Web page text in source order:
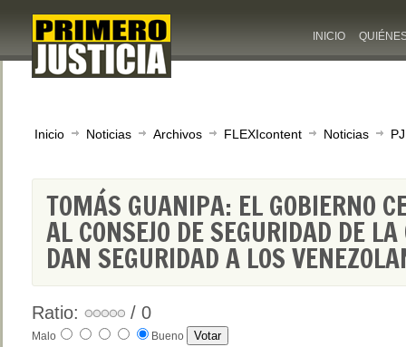
INICIO
Inicio Noticias Archivos FLEXIcontent Noticias
TOMÁS GUANIPA: EL GOBIERNO
AL CONSEJO DE SEGURIDAD DE
DAN SEGURIDAD A LOS
Ratio: / 0
Malo Bueno